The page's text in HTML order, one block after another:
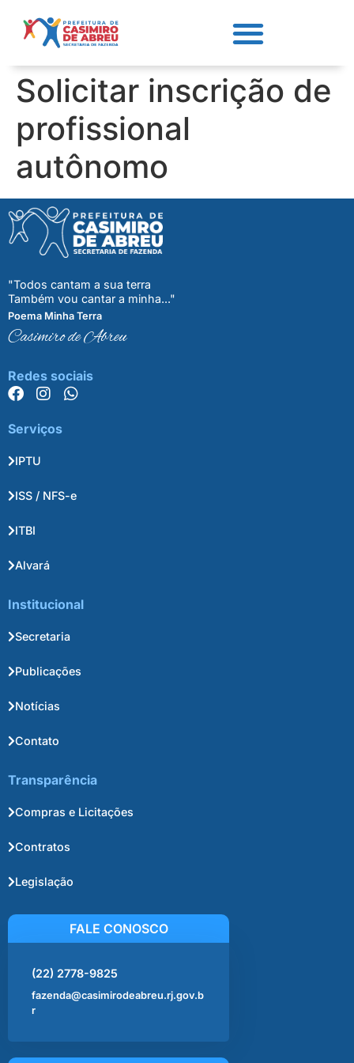
Solicitar inscrição de
profissional
autônomo
"Todos cantam a sua terra
Também vou cantar a minha..."
Poema Minha Terra
Casimiro de Abreu
Redes sociais
Serviços
IPTU
ISS / NFS-e
ITBI
Alvará
Institucional
Secretaria
Publicações
Notícias
Contato
Transparência
Compras e Licitações
Contratos
Legislação
FALE CONOSCO
(22) 2778-9825
fazenda@casimirodeabreu.rj.gov.b
r